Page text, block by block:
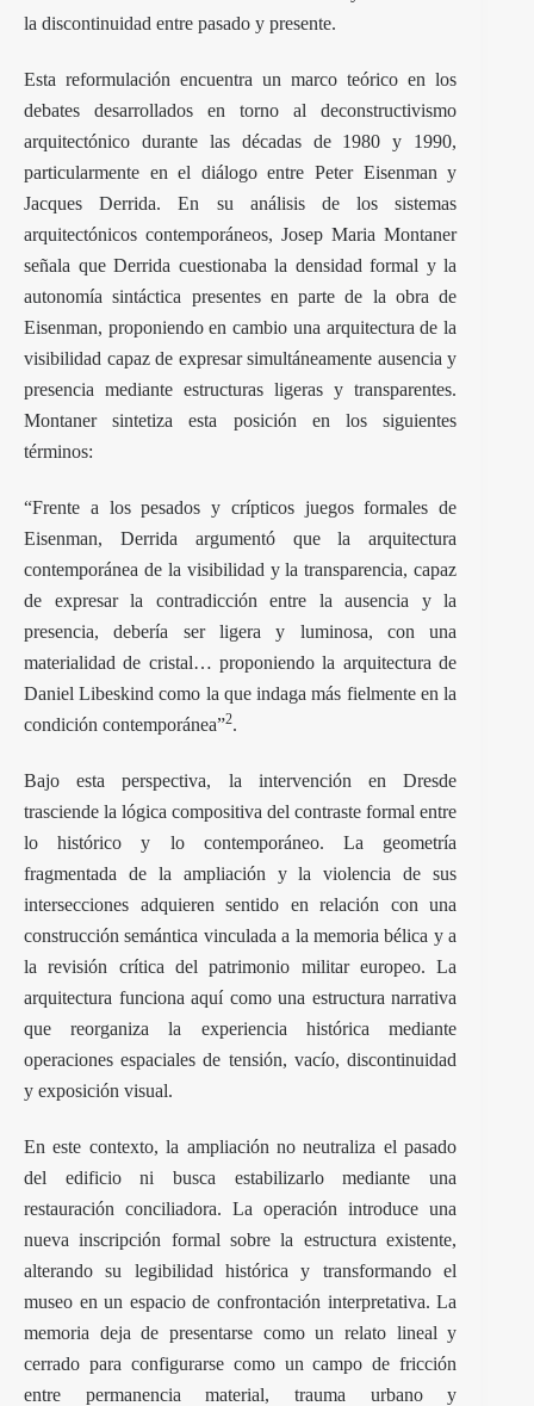
la discontinuidad entre pasado y presente.
Esta reformulación encuentra un marco teórico en los
debates desarrollados en torno al deconstructivismo
arquitectónico durante las décadas de 1980 y 1990,
particularmente en el diálogo entre Peter Eisenman y
Jacques Derrida. En su análisis de los sistemas
arquitectónicos contemporáneos, Josep Maria Montaner
señala que Derrida cuestionaba la densidad formal y la
autonomía sintáctica presentes en parte de la obra de
Eisenman, proponiendo en cambio una arquitectura de la
visibilidad capaz de expresar simultáneamente ausencia y
presencia mediante estructuras ligeras y transparentes.
Montaner sintetiza esta posición en los siguientes
términos:
“Frente a los pesados y crípticos juegos formales de
Eisenman, Derrida argumentó que la arquitectura
contemporánea de la visibilidad y la transparencia, capaz
de expresar la contradicción entre la ausencia y la
presencia, debería ser ligera y luminosa, con una
materialidad de cristal… proponiendo la arquitectura de
Daniel Libeskind como la que indaga más fielmente en la
condición contemporánea”2.
Bajo esta perspectiva, la intervención en Dresde
trasciende la lógica compositiva del contraste formal entre
lo histórico y lo contemporáneo. La geometría
fragmentada de la ampliación y la violencia de sus
intersecciones adquieren sentido en relación con una
construcción semántica vinculada a la memoria bélica y a
la revisión crítica del patrimonio militar europeo. La
arquitectura funciona aquí como una estructura narrativa
que reorganiza la experiencia histórica mediante
operaciones espaciales de tensión, vacío, discontinuidad
y exposición visual.
En este contexto, la ampliación no neutraliza el pasado
del edificio ni busca estabilizarlo mediante una
restauración conciliadora. La operación introduce una
nueva inscripción formal sobre la estructura existente,
alterando su legibilidad histórica y transformando el
museo en un espacio de confrontación interpretativa. La
memoria deja de presentarse como un relato lineal y
cerrado para configurarse como un campo de fricción
entre permanencia material, trauma urbano y